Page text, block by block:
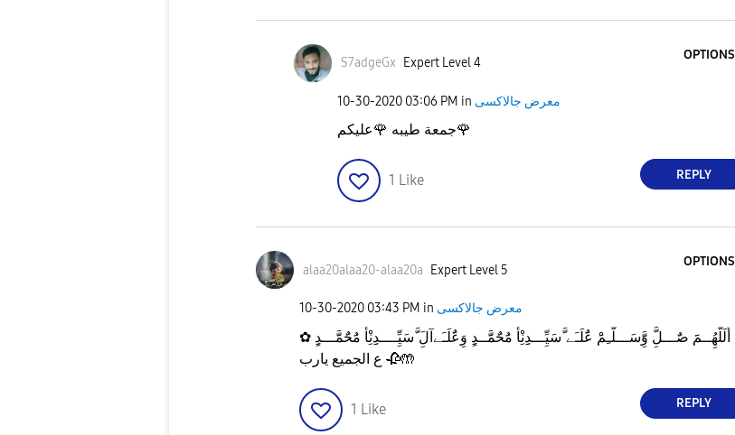
o
S7adgeGx Expert Level 4
OPTIONS
‎10-30-2020 03:06 PM in معرض جالاكسى
جمعة طيبه 🌹عليكم 🌹
1 Like REPLY
alaa20alaa20-alaa20a Expert Level 5
OPTIONS
‎10-30-2020 03:43 PM in معرض جالاكسى
✿ أّلَلَّهُِــمََ صٌَـــلَِّ وََِّسَـــلَّـِمَْ عٌَلَـَے َّسَيِِّـــدِِنِْأّ مَُحٌَمََّــدٍِ وَِعٌَلَـَےآلَِ َّسَيِِّــــدِِنِْأّ مَُحٌَمََّـــدٍِ
🥀🤲
1 Like REPLY